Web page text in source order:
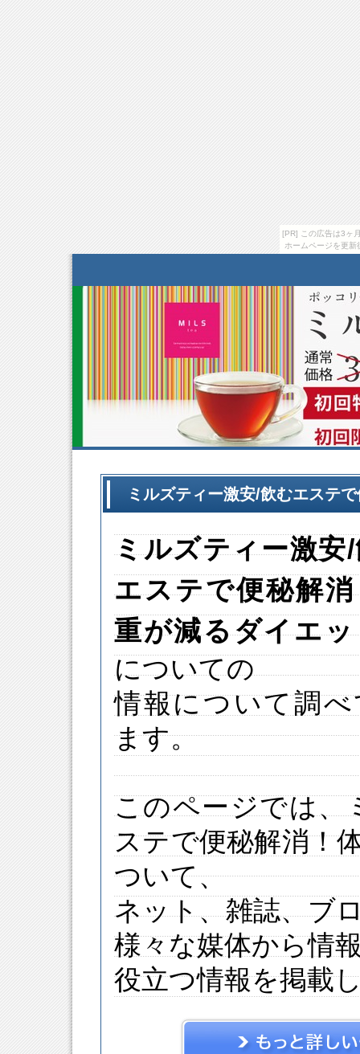
[PR] この広告は3ヶ
ホームページを更
ミルズティー激安/飲むエステ
ミルズティー激安
エステで便秘解消
重が減るダイエッ
についての
情報について調べ
ます。
このページでは、
ステで便秘解消！
ついて、
ネット、雑誌、ブ
様々な媒体から情
役立つ情報を掲載